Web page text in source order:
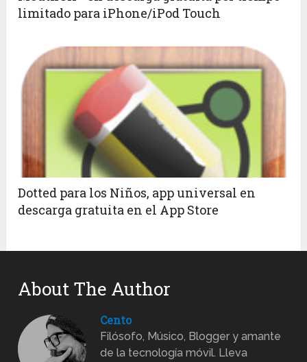
limitado para iPhone/iPod Touch
Dotted para los Niños, app universal en
descarga gratuita en el App Store
About The Author
Cento
Filósofo, Músico, Blogger y amante
de la tecnología móvil. Lleva